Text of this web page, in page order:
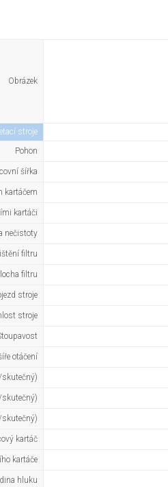
Obrázek
stroje
Pohon
šířka
kartáčem
kartáči
nečistoty
filtru
filtru
stroje
stroje
otáčení
skutečný)
skutečný)
skutečný)
kartáč
kartáče
hluku